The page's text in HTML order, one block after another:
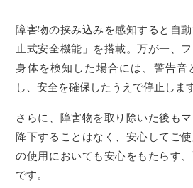
障害物の挟み込みを感知すると自
止式安全機能」を搭載。万が一、
身体を検知した場合には、警告音
し、安全を確保したうえで停止します
さらに、障害物を取り除いた後も
降下することはなく、安心してご
の使用においても安心をもたらす
です。